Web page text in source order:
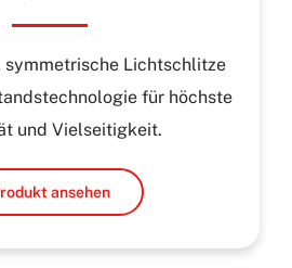
symmetrische Lichtschlitze
für höchste
und Vielseitigkeit.
ansehen